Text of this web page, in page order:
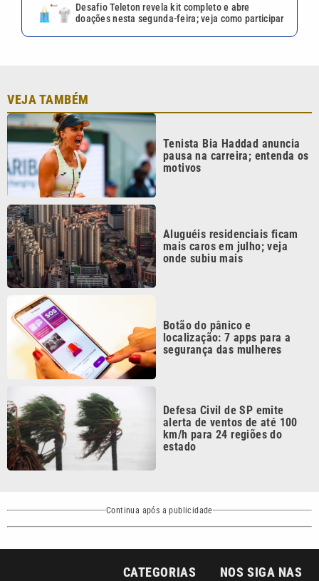
Desafio Teleton revela kit completo e abre
doações nesta segunda-feira; veja como participar
VEJA TAMBÉM
Tenista Bia Haddad anuncia
pausa na carreira; entenda os
motivos
Aluguéis residenciais ficam
mais caros em julho; veja
onde subiu mais
Botão do pânico e
localização: 7 apps para a
segurança das mulheres
Defesa Civil de SP emite
alerta de ventos de até 100
km/h para 24 regiões do
estado
Continua após a publicidade
CATEGORIAS
NOS SIGA NAS